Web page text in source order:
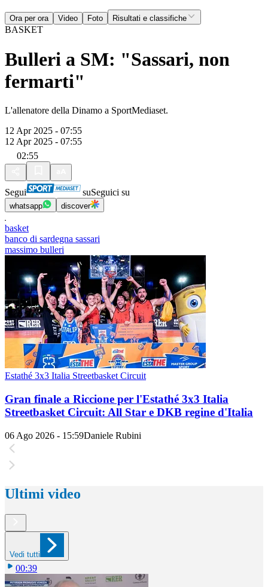
Ora per ora Video Foto Risultati e classifiche
BASKET
Bulleri a SM: "Sassari, non
fermarti"
L'allenatore della Dinamo a SportMediaset.
12 Apr 2025 - 07:55
12 Apr 2025 - 07:55
02:55
Segui suSeguici su
whatsapp discover
basket
banco di sardegna sassari
massimo bulleri
Estathé 3x3 Italia Streetbasket Circuit
Gran finale a Riccione per l'Estathé 3x3 Italia
Streetbasket Circuit: All Star e DKB regine d'Italia
06 Ago 2026 - 15:59Daniele Rubini
Ultimi video
Vedi tutti
00:39